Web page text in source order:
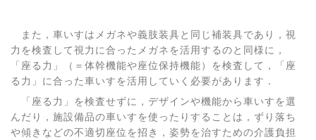
また，車いすはメガネや義肢装具と同じ補装具であり，視
力を検査して視力に合ったメガネを活用するのと同様に，
「座る力」（＝体幹機能や座位保持機能）を検査して，「座
る力」に合った車いすを活用していく必要があります．
「座る力」を検査せずに，デザインや機能から車いすを選
んだり，施設備品の車いすを使ったりすることは，ずり落ち
や傾きなどの不適切座位を招き，姿勢を治すための介護負担